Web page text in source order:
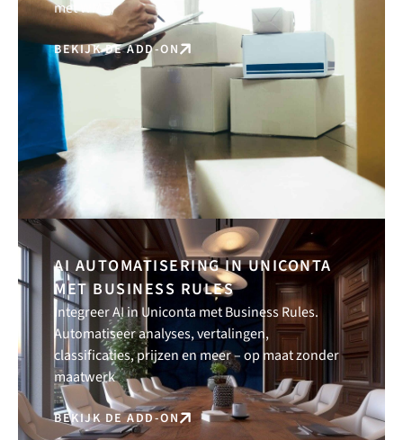
met WMS)
BEKIJK DE ADD-ON
AI AUTOMATISERING IN UNICONTA
MET BUSINESS RULES
Integreer AI in Uniconta met Business Rules.
Automatiseer analyses, vertalingen,
classificaties, prijzen en meer – op maat zonder
maatwerk
BEKIJK DE ADD-ON